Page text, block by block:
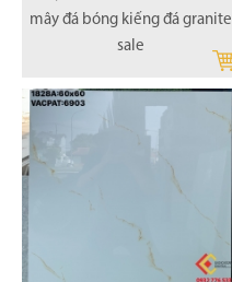
mây đá bóng kiếng đá granite
sale